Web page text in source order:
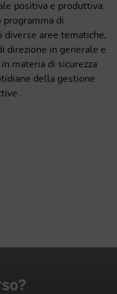
positiva e produttiva.
di
diverse aree tematiche,
direzione in generale e
materia di sicurezza
della gestione